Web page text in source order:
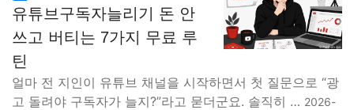
유튜브구독자늘리기 돈 안
쓰고 버티는 7가지 무료 루
틴
얼마 전 지인이 유튜브 채널을 시작하면서 첫 질문으로 “광
고 돌려야 구독자가 늘지?”라고 묻더군요. 솔직히 … 2026-